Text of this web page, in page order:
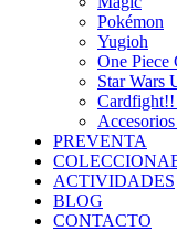
Pokémon
Yugioh
One Piece
Star Wars
Cardfight!!
PREVENTA
ACTIVIDADES
BLOG
CONTACTO